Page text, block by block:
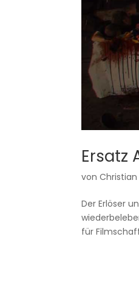
Ersatz
vonChristian
Der Erlöser
für